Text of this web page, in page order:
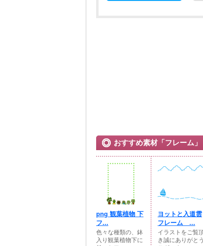
おすすめ素材「フレーム」
png 観葉植物 下
フ...
色々な種類の、鉢
入り観葉植物下に
ヨットと入道雲
フレーム ...
イラストをご覧
き誠にありがとう